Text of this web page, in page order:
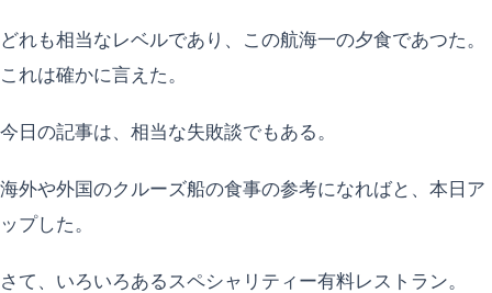
どれも相当なレベルであり、この航海一の夕食であつた。
これは確かに言えた。
今日の記事は、相当な失敗談でもある。
海外や外国のクルーズ船の食事の参考になればと、本日ア
ップした。
さて、いろいろあるスペシャリティー有料レストラン。